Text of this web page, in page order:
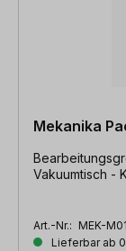
Mekanika
Vakuumtisch -
Art.-Nr.: MEK-
Lieferbar ab